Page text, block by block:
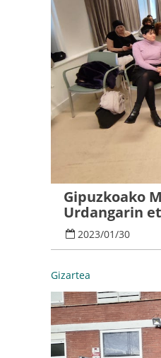
Gipuzkoako
Urdangarin
2023/01/30
Gizartea